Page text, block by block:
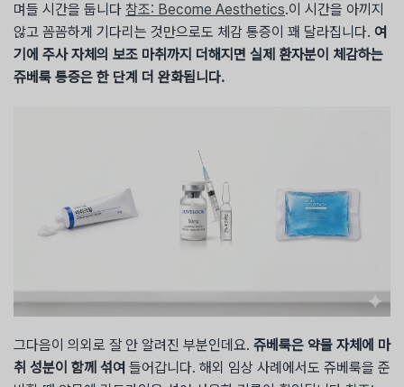
며들 시간을 둡니다 참조: Become Aesthetics.이 시간을 아끼지
않고 꼼꼼하게 기다리는 것만으로도 체감 통증이 꽤 달라집니다. 여
기에 주사 자체의 보조 마취까지 더해지면 실제 환자분이 체감하는
쥬베룩 통증은 한 단계 더 완화됩니다.
그다음이 의외로 잘 안 알려진 부분인데요. 쥬베룩은 약물 자체에 마
취 성분이 함께 섞여 들어갑니다. 해외 임상 사례에서도 쥬베룩을 준